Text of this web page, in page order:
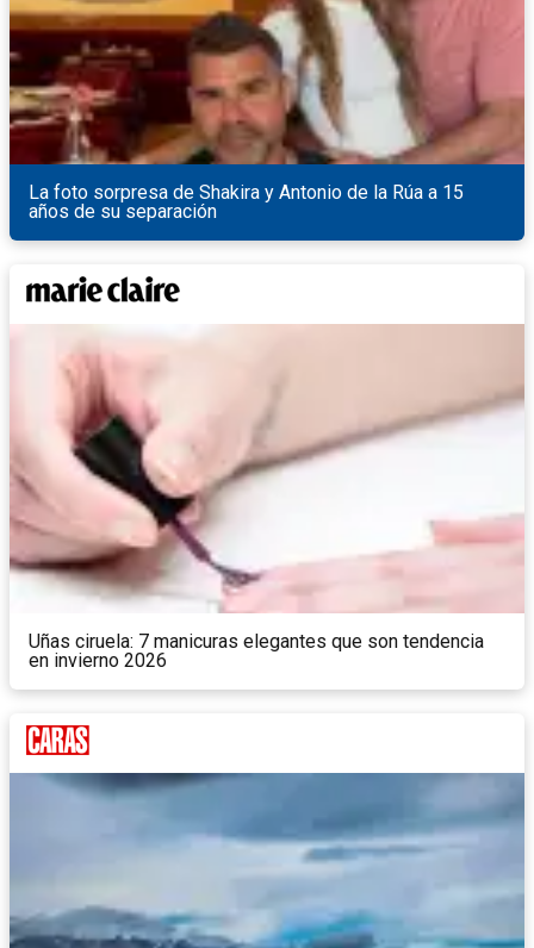
La foto sorpresa de Shakira y Antonio de la Rúa a 15
años de su separación
Uñas ciruela: 7 manicuras elegantes que son tendencia
en invierno 2026